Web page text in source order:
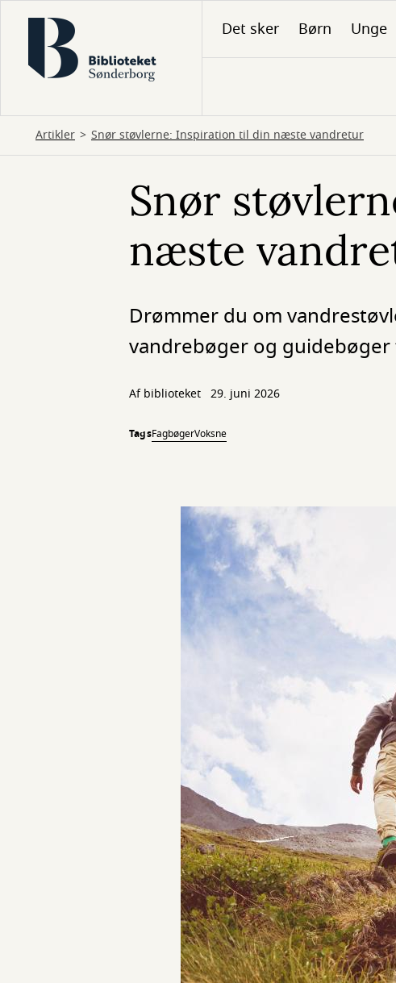
hovedindhold
Det sker Børn Unge
Artikler Snør støvlerne: Inspiration til din næste vandretur
Snør
næste
Drømmer du om
vandrebøger og
Af biblioteket 29. juni 2026
TagsFagbøgerVoksne